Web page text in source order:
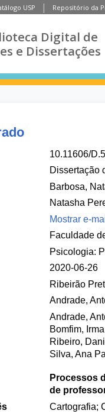
USP Repositório da
Digital de
e Dissertações
10.11606/
Dissertação
Barbosa,
Natasha
Mostrar e-
Faculdade
Psicologia:
2020-06-26
Ribeirão
Andrade,
Andrade,
Bomfim,
Ribeiro,
Silva, Ana
Processos
de
Cartografia;